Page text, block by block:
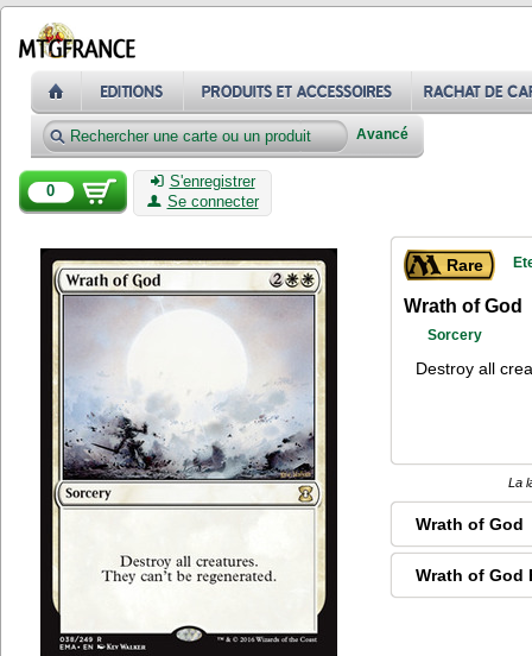
Avancé
0
S'enregistrer
Se connecter
Rare
Wrath of God
Sorcery
Destroy all
La
Wrath of God
Wrath of God